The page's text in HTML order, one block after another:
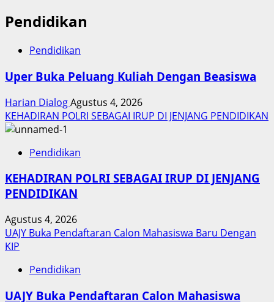
Pendidikan
Pendidikan
Uper Buka Peluang Kuliah Dengan Beasiswa
Harian DialogAgustus 4, 2026
KEHADIRAN POLRI SEBAGAI IRUP DI JENJANG PENDIDIKAN
Pendidikan
KEHADIRAN POLRI SEBAGAI IRUP DI JENJANG
PENDIDIKAN
Agustus 4, 2026
UAJY Buka Pendaftaran Calon Mahasiswa Baru Dengan
KIP
Pendidikan
UAJY Buka Pendaftaran Calon Mahasiswa